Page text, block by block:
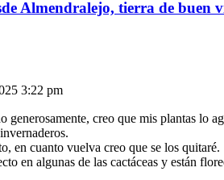
Almendralejo, tierra de buen
3:22 pm
generosamente, creo que mis plantas lo
en cuanto vuelva creo que se los quitaré.
en algunas de las cactáceas y están